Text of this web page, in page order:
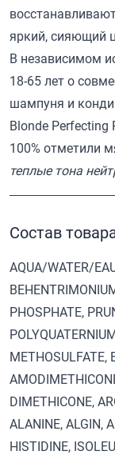
яркий, сияющий
В независимом
18-65 лет о
шампуня и
Blonde Perfecting
100% отметили
теплые тона
Состав
AQUA/WATER/
PHOSPHATE,
METHOSULFATE,
DIMETHICONE,
ALANINE, ALGIN,
HISTIDINE,